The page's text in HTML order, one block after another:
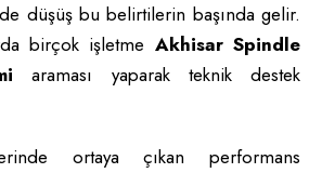
düşüş bu belirtilerin başında gelir.
birçok işletme Akhisar Spindle
araması yaparak teknik destek
ortaya çıkan performans